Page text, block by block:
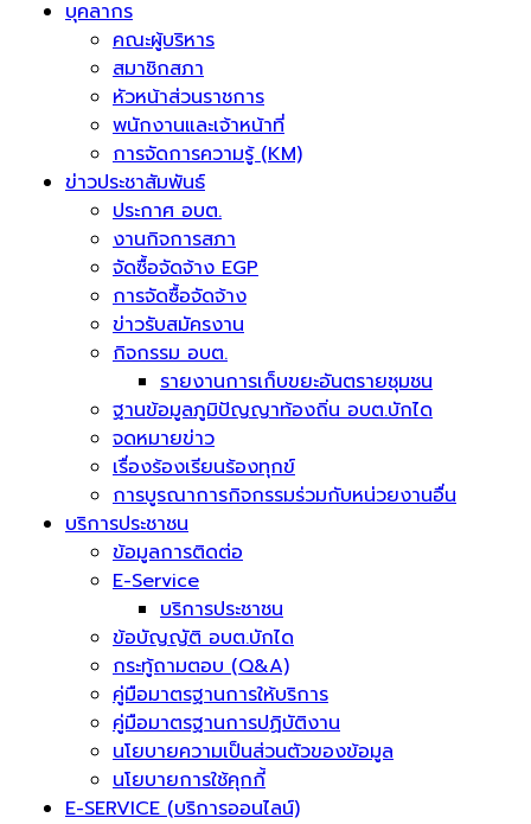
บุคลากร
คณะผู้บริหาร
สมาชิกสภา
หัวหน้าส่วนราชการ
พนักงานและเจ้าหน้าที่
การจัดการความรู้ (KM)
ข่าวประชาสัมพันธ์
ประกาศ อบต.
งานกิจการสภา
จัดซื้อจัดจ้าง EGP
การจัดซื้อจัดจ้าง
ข่าวรับสมัครงาน
กิจกรรม อบต.
รายงานการเก็บขยะอันตรายชุมชน
ฐานข้อมูลภูมิปัญญาท้องถิ่น อบต.บักได
จดหมายข่าว
เรื่องร้องเรียนร้องทุกข์
การบูรณาการกิจกรรมร่วมกับหน่วยงานอื่น
บริการประชาชน
ข้อมูลการติดต่อ
E-Service
บริการประชาชน
ข้อบัญญัติ อบต.บักได
กระทู้ถามตอบ (Q&A)
คู่มือมาตรฐานการให้บริการ
คู่มือมาตรฐานการปฏิบัติงาน
นโยบายความเป็นส่วนตัวของข้อมูล
นโยบายการใช้คุกกี้
E-SERVICE (บริการออนไลน์)